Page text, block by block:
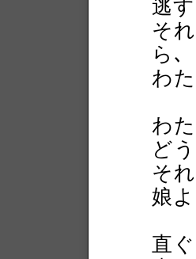
逃
そ
ら､
わ
わ
ど
そ
娘
直